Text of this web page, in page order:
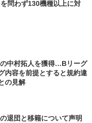
問わず130機種以上に対
中村拓人を獲得…Bリーグ
内容を前提とすると規約違
の見解
退団と移籍について声明